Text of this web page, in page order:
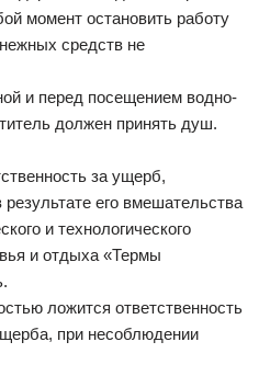
момент остановить работу
средств не
и перед посещением водно-
должен принять душ.
за ущерб,
его вмешательства
и технологического
и отдыха «Термы
ложится ответственность
при несоблюдении